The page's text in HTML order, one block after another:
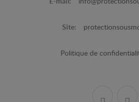
E-mail:
Site:
Politique de